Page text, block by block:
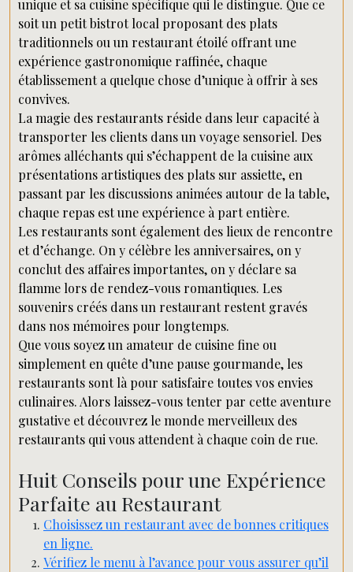
unique et sa cuisine spécifique qui le distingue. Que ce
soit un petit bistrot local proposant des plats
traditionnels ou un restaurant étoilé offrant une
expérience gastronomique raffinée, chaque
établissement a quelque chose d’unique à offrir à ses
convives.
La magie des restaurants réside dans leur capacité à
transporter les clients dans un voyage sensoriel. Des
arômes alléchants qui s’échappent de la cuisine aux
présentations artistiques des plats sur assiette, en
passant par les discussions animées autour de la table,
chaque repas est une expérience à part entière.
Les restaurants sont également des lieux de rencontre
et d’échange. On y célèbre les anniversaires, on y
conclut des affaires importantes, on y déclare sa
flamme lors de rendez-vous romantiques. Les
souvenirs créés dans un restaurant restent gravés
dans nos mémoires pour longtemps.
Que vous soyez un amateur de cuisine fine ou
simplement en quête d’une pause gourmande, les
restaurants sont là pour satisfaire toutes vos envies
culinaires. Alors laissez-vous tenter par cette aventure
gustative et découvrez le monde merveilleux des
restaurants qui vous attendent à chaque coin de rue.
Huit Conseils pour une Expérience
Parfaite au Restaurant
Choisissez un restaurant avec de bonnes critiques
en ligne.
Vérifiez le menu à l’avance pour vous assurer qu’il